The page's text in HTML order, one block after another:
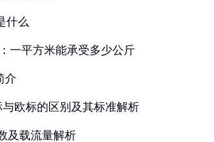
什么
一平方米能承受多少公斤
介
与欧标的区别及其标准解析
及载流量解析